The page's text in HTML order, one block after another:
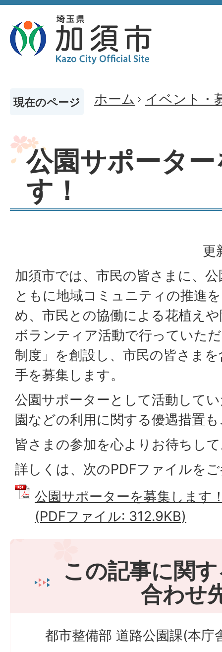
現在のページ ホーム イベント・
公園サポータ
す！
更
加須市では、市民の皆さまに、
ともに地域コミュニティの推進
め、市民との協働による花植え
ボランティア活動で行っていた
制度」を創設し、市民の皆さま
手を募集します。
公園サポーターとして活動して
園などの利用に関する優遇措置
皆さまの参加を心よりお待ちし
詳しくは、次のPDFファイルを
公園サポーターを募集します
(PDFファイル: 312.9KB)
この記事に関
合わせ
都市整備部 道路公園課(本庁